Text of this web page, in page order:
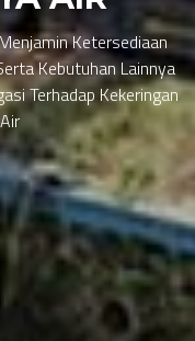
Ketersediaan
Kebutuhan Lainnya
Terhadap Kekeringan